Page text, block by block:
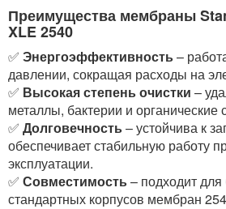
Преимущества мембраны
XLE 2540
✅ Энергоэффективность–
давлении, сокращая расходы на
✅ Высокая степень очистки –
металлы, бактерии и органические
✅ Долговечность– устойчива к
обеспечивает стабильную работу
эксплуатации.
✅ Совместимость– подходит
стандартных корпусов мембран